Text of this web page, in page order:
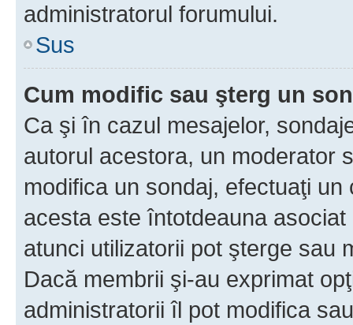
administratorul forumului.
Sus
Cum modific sau şterg un
Ca şi în cazul mesajelor,
autorul acestora, un moderator
modifica un sondaj, efectuaţi
acesta este întotdeauna
atunci utilizatorii pot şterge sau
Dacă membrii şi-au exprimat
administratorii îl pot modifica